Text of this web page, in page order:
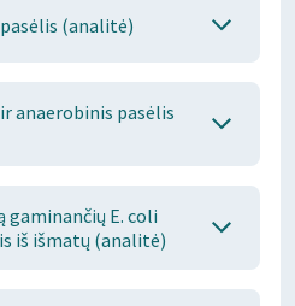
(analitė)
anaerobinis pasėlis
gaminančių E. coli
iš išmatų (analitė)